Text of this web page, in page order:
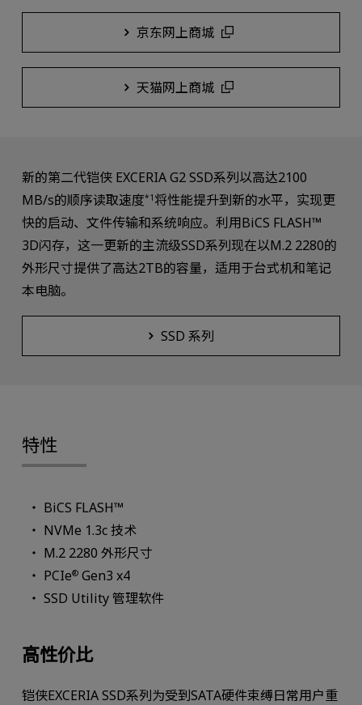
京东网上商城
天猫网上商城
新的第二代铠侠 EXCERIA G2 SSD系列以高达2100
MB/s的顺序读取速度*1 将性能提升到新的水平，实现更
快的启动、文件传输和系统响应。利用BiCS FLASH™
3D闪存，这一更新的主流级SSD系列现在以M.2 2280的
外形尺寸提供了高达2TB的容量，适用于台式机和笔记
本电脑。
SSD 系列
特性
BiCS FLASH™
NVMe 1.3c 技术
M.2 2280 外形尺寸
PCIe® Gen3 x4
SSD Utility 管理软件
高性价比
铠侠EXCERIA SSD系列为受到SATA硬件束缚日常用户重